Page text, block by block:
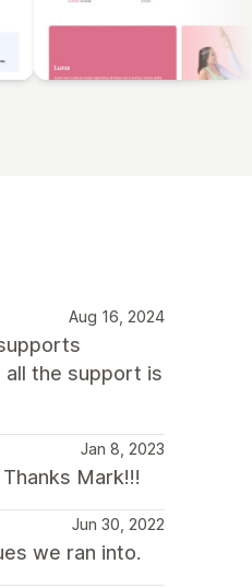
Aug 16, 2024
the support is
Jan 8, 2023
Mark!!!
Jun 30, 2022
we ran into.